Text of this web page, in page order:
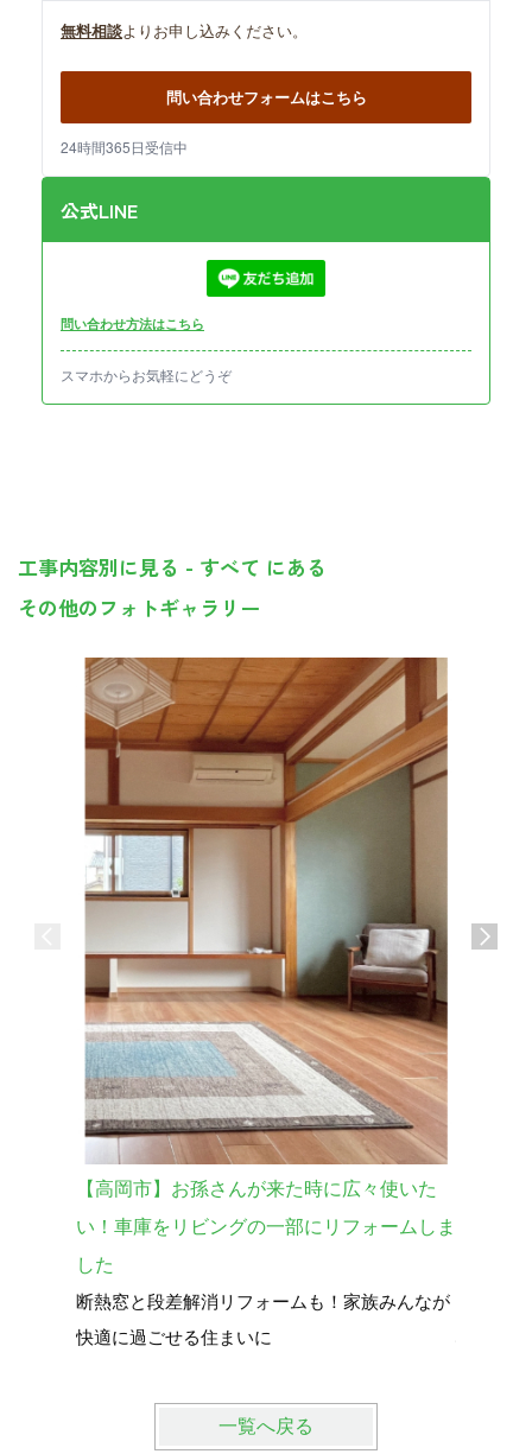
無料相談よりお申し込みください。
問い合わせフォームはこちら
24時間365日受信中
公式LINE
問い合わせ方法はこちら
スマホからお気軽にどうぞ
工事内容別に見る - すべて にある
その他のフォトギャラリー
【高岡市】お孫さんが来た時に広々使いた
い！車庫をリビングの一部にリフォームしま
した
断熱窓と段差解消リフォームも！家族みんなが
快適に過ごせる住まいに
一覧へ戻る